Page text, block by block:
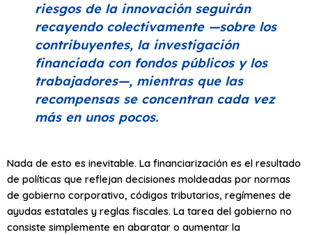
riesgos de la innovación seguirán
recayendo colectivamente —sobre los
contribuyentes, la investigación
financiada con fondos públicos y los
trabajadores—, mientras que las
recompensas se concentran cada vez
más en unos pocos.
Nada de esto es inevitable. La financiarización es el resultado
de políticas que reflejan decisiones moldeadas por normas
de gobierno corporativo, códigos tributarios, regímenes de
ayudas estatales y reglas fiscales. La tarea del gobierno no
consiste simplemente en abaratar o aumentar la